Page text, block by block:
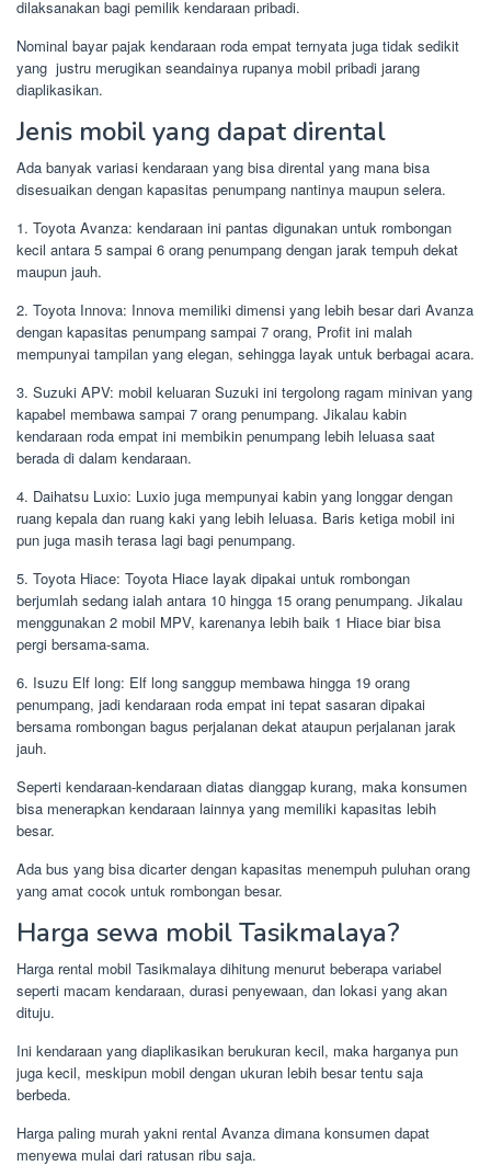
dilaksanakan bagi pemilik kendaraan pribadi.
Nominal bayar pajak kendaraan roda empat ternyata juga tidak sedikit
yang justru merugikan seandainya rupanya mobil pribadi jarang
diaplikasikan.
Jenis mobil yang dapat dirental
Ada banyak variasi kendaraan yang bisa dirental yang mana bisa
disesuaikan dengan kapasitas penumpang nantinya maupun selera.
1. Toyota Avanza: kendaraan ini pantas digunakan untuk rombongan
kecil antara 5 sampai 6 orang penumpang dengan jarak tempuh dekat
maupun jauh.
2. Toyota Innova: Innova memiliki dimensi yang lebih besar dari Avanza
dengan kapasitas penumpang sampai 7 orang, Profit ini malah
mempunyai tampilan yang elegan, sehingga layak untuk berbagai acara.
3. Suzuki APV: mobil keluaran Suzuki ini tergolong ragam minivan yang
kapabel membawa sampai 7 orang penumpang. Jikalau kabin
kendaraan roda empat ini membikin penumpang lebih leluasa saat
berada di dalam kendaraan.
4. Daihatsu Luxio: Luxio juga mempunyai kabin yang longgar dengan
ruang kepala dan ruang kaki yang lebih leluasa. Baris ketiga mobil ini
pun juga masih terasa lagi bagi penumpang.
5. Toyota Hiace: Toyota Hiace layak dipakai untuk rombongan
berjumlah sedang ialah antara 10 hingga 15 orang penumpang. Jikalau
menggunakan 2 mobil MPV, karenanya lebih baik 1 Hiace biar bisa
pergi bersama-sama.
6. Isuzu Elf long: Elf long sanggup membawa hingga 19 orang
penumpang, jadi kendaraan roda empat ini tepat sasaran dipakai
bersama rombongan bagus perjalanan dekat ataupun perjalanan jarak
jauh.
Seperti kendaraan-kendaraan diatas dianggap kurang, maka konsumen
bisa menerapkan kendaraan lainnya yang memiliki kapasitas lebih
besar.
Ada bus yang bisa dicarter dengan kapasitas menempuh puluhan orang
yang amat cocok untuk rombongan besar.
Harga sewa mobil Tasikmalaya?
Harga rental mobil Tasikmalaya dihitung menurut beberapa variabel
seperti macam kendaraan, durasi penyewaan, dan lokasi yang akan
dituju.
Ini kendaraan yang diaplikasikan berukuran kecil, maka harganya pun
juga kecil, meskipun mobil dengan ukuran lebih besar tentu saja
berbeda.
Harga paling murah yakni rental Avanza dimana konsumen dapat
menyewa mulai dari ratusan ribu saja.